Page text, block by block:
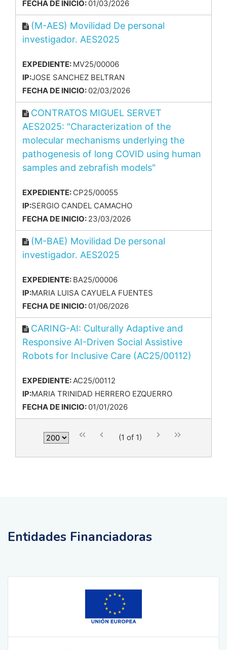
FECHA DE INICIO: 01/03/2026
(M-AES) Movilidad De personal
investigador. AES2025
EXPEDIENTE: MV25/00006
IP:JOSE SANCHEZ BELTRAN
FECHA DE INICIO: 02/03/2026
CONTRATOS MIGUEL SERVET
AES2025: "Characterization of the
molecular mechanisms underlying the
pathogenesis of long COVID using human
samples and zebrafish models"
EXPEDIENTE: CP25/00055
IP:SERGIO CANDEL CAMACHO
FECHA DE INICIO: 23/03/2026
(M-BAE) Movilidad De personal
investigador. AES2025
EXPEDIENTE: BA25/00006
IP:MARIA LUISA CAYUELA FUENTES
FECHA DE INICIO: 01/06/2026
CARING-AI: Culturally Adaptive and
Responsive AI-Driven Social Assistive
Robots for Inclusive Care (AC25/00112)
EXPEDIENTE:AC25/00112
IP:MARIA TRINIDAD HERRERO EZQUERRO
FECHA DE INICIO: 01/01/2026
(1 of 1)
Entidades Financiadoras